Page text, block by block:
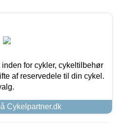
for cykler, cykeltilbehør
af reservedele til din cykel.
Cykelpartner.dk